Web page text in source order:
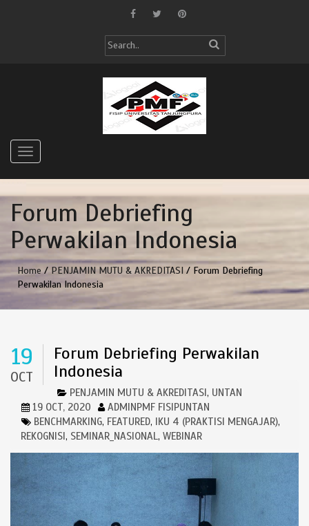
Forum Debriefing
Perwakilan Indonesia
Home / PENJAMIN MUTU & AKREDITASI / Forum Debriefing
Perwakilan Indonesia
19
OCT
Forum Debriefing Perwakilan
Indonesia
PENJAMIN MUTU & AKREDITASI, UNTAN
19 OCT, 2020
ADMINPMF FISIPUNTAN
BENCHMARKING, FEATURED, IKU 4 (PRAKTISI MENGAJAR),
REKOGNISI, SEMINAR_NASIONAL, WEBINAR